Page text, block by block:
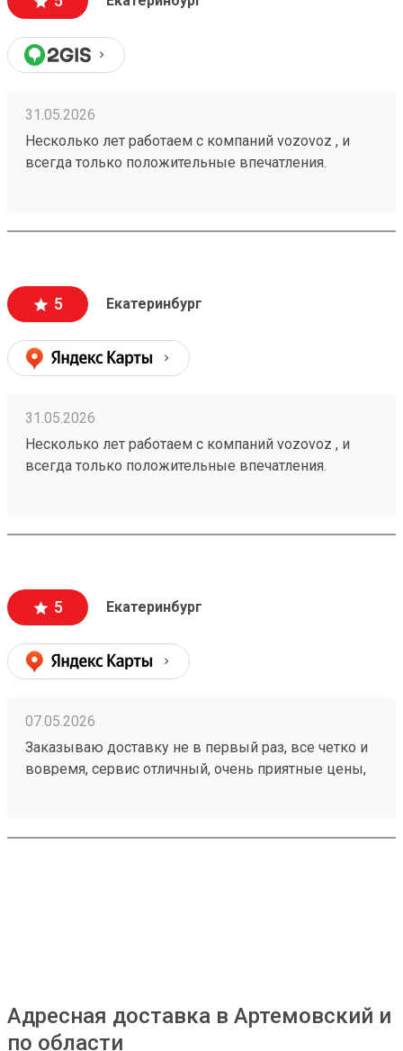
31.05.2026
Несколько лет работаем с компаний vozovoz , и
всегда только положительные впечатления.
можно посмотреть всю интересующую
сохранности , и сотрудники аккуратны при загрузке
, выгрузке 🙌🏻 Заказ 260502771
5 Екатеринбург
31.05.2026
Несколько лет работаем с компаний vozovoz , и
всегда только положительные впечатления.
можно посмотреть всю интересующую
сохранности , и сотрудники аккуратны при загрузке
, выгрузке 🙌🏻 Заказ 260502771
5 Екатеринбург
07.05.2026
Заказываю доставку не в первый раз, все четко и
вовремя, сервис отличный, очень приятные цены,
Адресная доставка в Артемовский и
по области